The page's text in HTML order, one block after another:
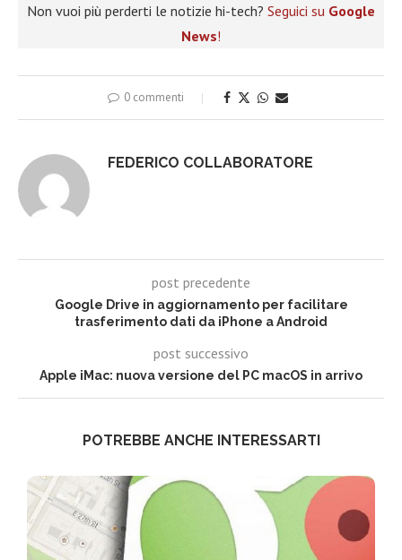
Non vuoi più perderti le notizie hi-tech? Seguici su Google
News!
0 commenti
FEDERICO COLLABORATORE
post precedente
Google Drive in aggiornamento per facilitare
trasferimento dati da iPhone a Android
post successivo
Apple iMac: nuova versione del PC macOS in arrivo
POTREBBE ANCHE INTERESSARTI